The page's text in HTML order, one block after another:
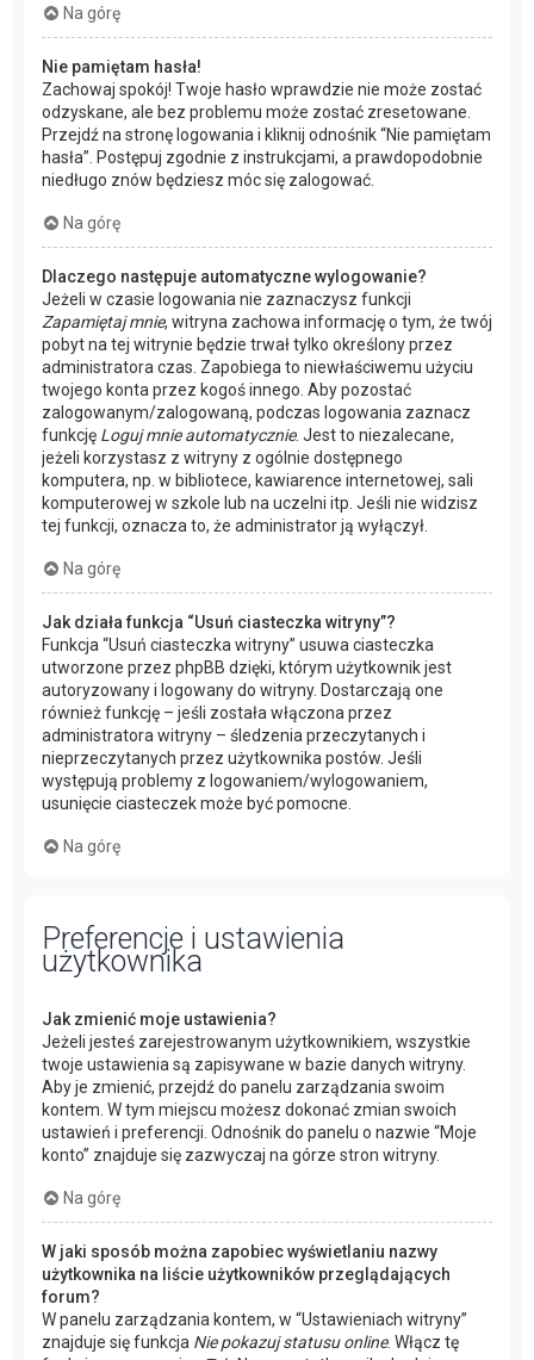
Na górę
Nie pamiętam hasła!
Zachowaj spokój! Twoje hasło wprawdzie nie może zostać
odzyskane, ale bez problemu może zostać zresetowane.
Przejdź na stronę logowania i kliknij odnośnik “Nie pamiętam
hasła”. Postępuj zgodnie z instrukcjami, a prawdopodobnie
niedługo znów będziesz móc się zalogować.
Na górę
Dlaczego następuje automatyczne wylogowanie?
Jeżeli w czasie logowania nie zaznaczysz funkcji
Zapamiętaj mnie, witryna zachowa informację o tym, że twój
pobyt na tej witrynie będzie trwał tylko określony przez
administratora czas. Zapobiega to niewłaściwemu użyciu
twojego konta przez kogoś innego. Aby pozostać
zalogowanym/zalogowaną, podczas logowania zaznacz
funkcję Loguj mnie automatycznie. Jest to niezalecane,
jeżeli korzystasz z witryny z ogólnie dostępnego
komputera, np. w bibliotece, kawiarence internetowej, sali
komputerowej w szkole lub na uczelni itp. Jeśli nie widzisz
tej funkcji, oznacza to, że administrator ją wyłączył.
Na górę
Jak działa funkcja “Usuń ciasteczka witryny”?
Funkcja “Usuń ciasteczka witryny” usuwa ciasteczka
utworzone przez phpBB dzięki, którym użytkownik jest
autoryzowany i logowany do witryny. Dostarczają one
również funkcję – jeśli została włączona przez
administratora witryny – śledzenia przeczytanych i
nieprzeczytanych przez użytkownika postów. Jeśli
występują problemy z logowaniem/wylogowaniem,
usunięcie ciasteczek może być pomocne.
Na górę
Preferencje i ustawienia
użytkownika
Jak zmienić moje ustawienia?
Jeżeli jesteś zarejestrowanym użytkownikiem, wszystkie
twoje ustawienia są zapisywane w bazie danych witryny.
Aby je zmienić, przejdź do panelu zarządzania swoim
kontem. W tym miejscu możesz dokonać zmian swoich
ustawień i preferencji. Odnośnik do panelu o nazwie “Moje
konto” znajduje się zazwyczaj na górze stron witryny.
Na górę
W jaki sposób można zapobiec wyświetlaniu nazwy
użytkownika na liście użytkowników przeglądających
forum?
W panelu zarządzania kontem, w “Ustawieniach witryny”
znajduje się funkcja Nie pokazuj statusu online. Włącz tę